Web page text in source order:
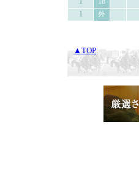
1
外
▲TOP